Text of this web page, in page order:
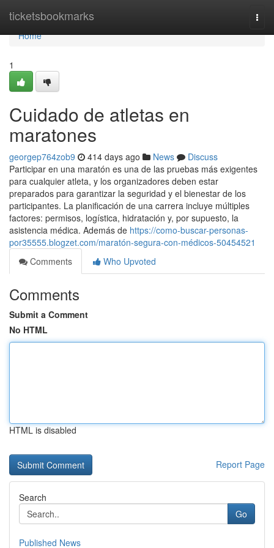
ticketsbookmarks
Home
Home
1
Cuidado de atletas en
maratones
georgep764zob9 414 days ago News
Discuss
Participar en una maratón es una de las pruebas más exigentes
para cualquier atleta, y los organizadores deben estar
preparados para garantizar la seguridad y el bienestar de los
participantes. La planificación de una carrera incluye múltiples
factores: permisos, logística, hidratación y, por supuesto, la
asistencia médica. Además de https://como-buscar-personas-
por35555.blogzet.com/maratón-segura-con-médicos-50454521
Comments
Who Upvoted
Comments
Submit a Comment
No HTML
HTML is disabled
Report Page
Search
Go
Published News